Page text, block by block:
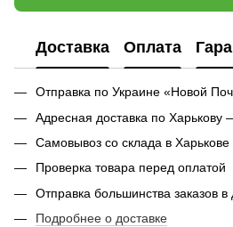
Доставка Оплата
Отправка по Украине «Новой
Адресная доставка по Харькову
Самовывоз со склада в
Проверка товара перед оплатой
Отправка большинства заказов
Подробнее о доставке